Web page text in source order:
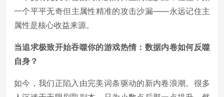
一个平平无奇但主属性精准的攻击沙漏——永远记住主
属性是核心收益来源。
当追求极致开始吞噬你的游戏热情：数据内卷如何反噬
自身？
如今，我们正陷入由完美词条驱动的新内卷浪潮。很多